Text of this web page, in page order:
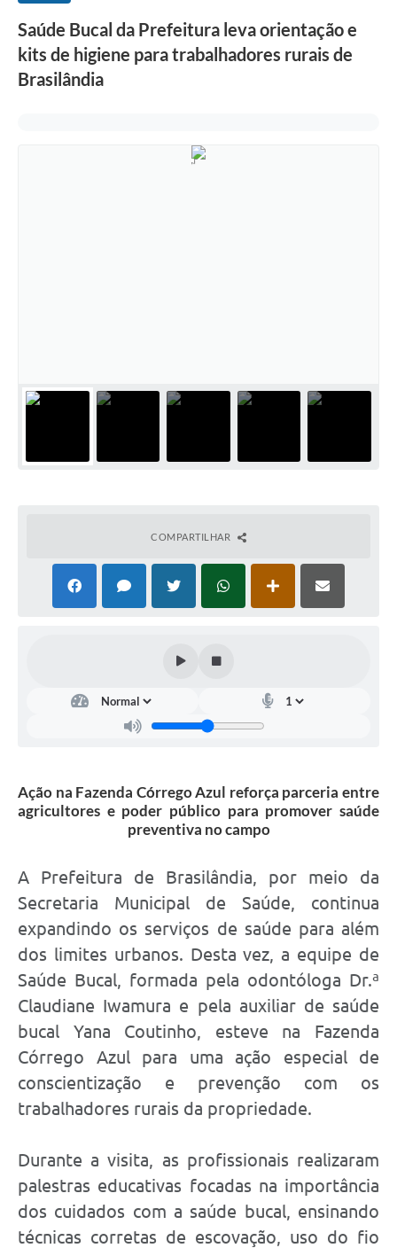
e-SIC
Tributação
Saúde Bucal da Prefeitura leva orientação e
kits de higiene para trabalhadores rurais de
Brasilândia
COMPARTILHAR
Ação na Fazenda Córrego Azul reforça parceria entre
agricultores e poder público para promover saúde
preventiva no campo
A Prefeitura de Brasilândia, por meio da
Secretaria Municipal de Saúde, continua
expandindo os serviços de saúde para além
dos limites urbanos. Desta vez, a equipe de
Saúde Bucal, formada pela odontóloga Dr.ª
Claudiane Iwamura e pela auxiliar de saúde
bucal Yana Coutinho, esteve na Fazenda
Córrego Azul para uma ação especial de
conscientização e prevenção com os
trabalhadores rurais da propriedade.
Durante a visita, as profissionais realizaram
palestras educativas focadas na importância
dos cuidados com a saúde bucal, ensinando
técnicas corretas de escovação, uso do fio